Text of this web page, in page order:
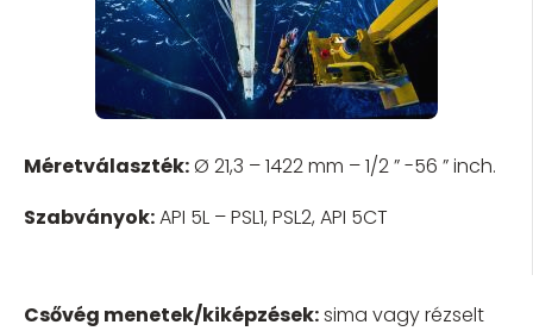
Méretválaszték:Ø 21,3 – 1422 mm – 1/2 ” -56 ” inch.
Szabványok:API 5L – PSL1, PSL2, API 5CT
Csővég menetek/kiképzések:sima vagy rézselt